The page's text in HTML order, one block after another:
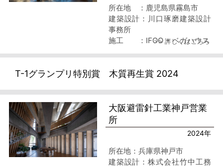
所在地 ：鹿児島県霧島市
建築設計：川口琢磨建築設計
事務所
施工 ：IFOO + ベガハウス
>> 詳しくはこちら
T-1グランプリ特別賞 木質再生賞 2024
大阪避雷針工業神戸営業
所
2024年
所在地：兵庫県神戸市
建築設計：株式会社竹中工務